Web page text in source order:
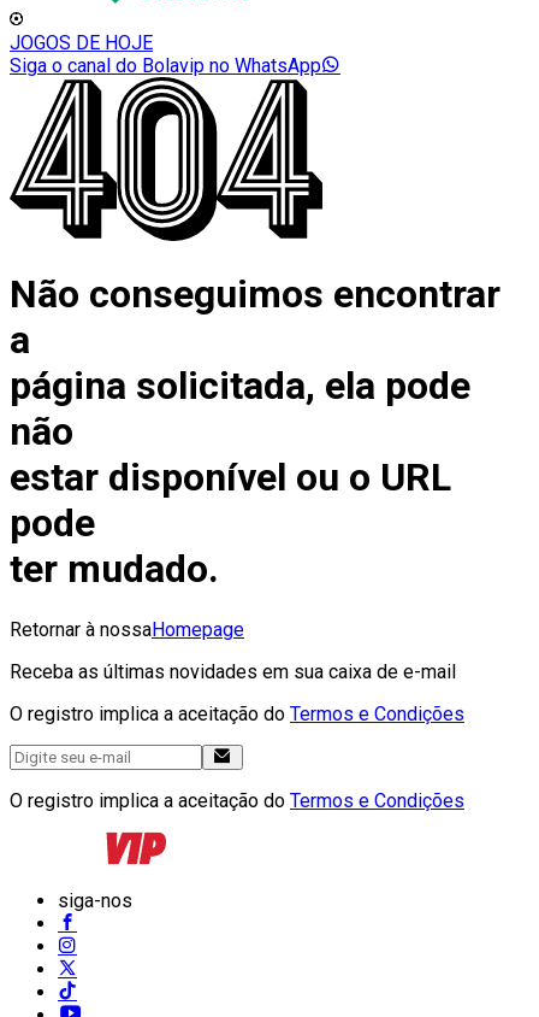
JOGOS DE HOJE
Siga o canal do Bolavip no WhatsApp
Não conseguimos encontrar
a
página solicitada, ela pode
não
estar disponível ou o URL
pode
ter mudado.
Retornar à nossaHomepage
Receba as últimas novidades em sua caixa de e-mail
O registro implica a aceitação do Termos e Condições
O registro implica a aceitação do Termos e Condições
siga-nos